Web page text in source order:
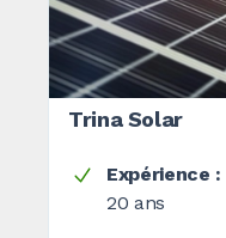
Trina Solar
Expérience :
20 ans